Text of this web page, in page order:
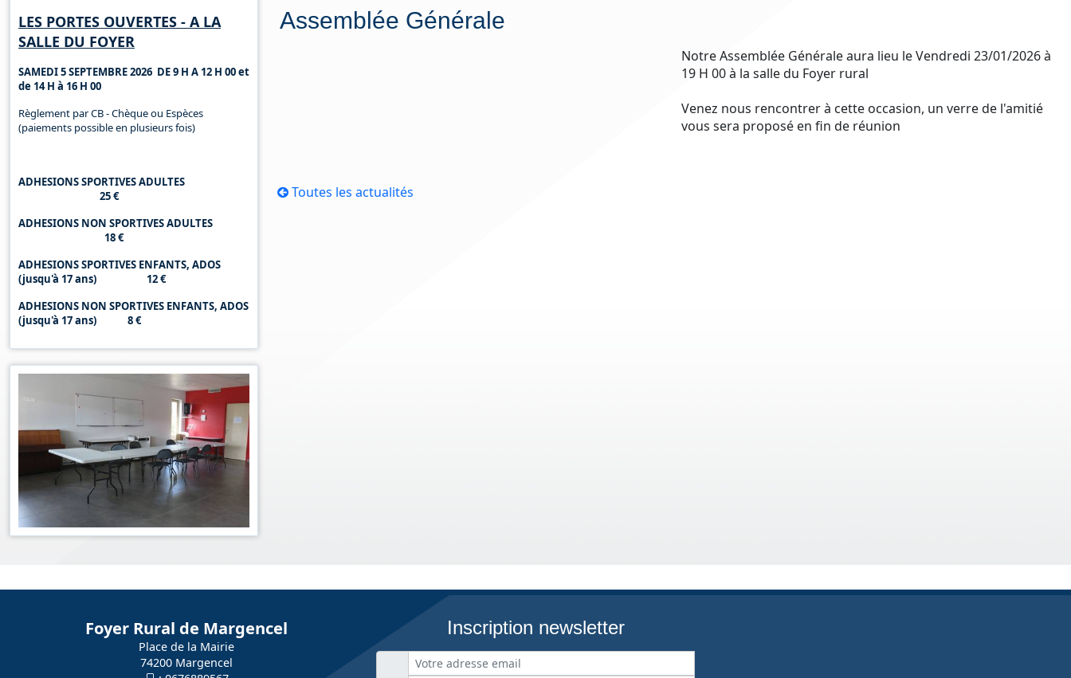
Assemblée Générale
Notre Assemblée Générale aura lieu le Vendredi 23/01/2026 à
19 H 00 à la salle du Foyer rural
Venez nous rencontrer à cette occasion, un verre de l'amitié
vous sera proposé en fin de réunion
Toutes les actualités
LES PORTES OUVERTES - A LA
SALLE DU FOYER
SAMEDI 5 SEPTEMBRE 2026 DE 9 H A 12 H 00 et
de 14 H à 16 H 00
Règlement par CB - Chèque ou Espèces
(paiements possible en plusieurs fois)
ADHESIONS SPORTIVES ADULTES
25 €
ADHESIONS NON SPORTIVES ADULTES
18 €
ADHESIONS SPORTIVES ENFANTS, ADOS
(jusqu'à 17 ans) 12 €
ADHESIONS NON SPORTIVES ENFANTS, ADOS
(jusqu'à 17 ans) 8 €
Foyer Rural de Margencel
Place de la Mairie
74200 Margencel
Inscription newsletter